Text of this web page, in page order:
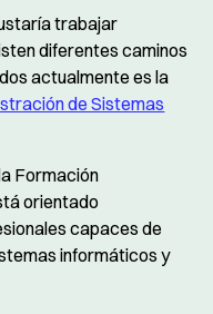
trabajar
diferentes caminos
actualmente es la
de Sistemas
Formación
orientado
capaces de
informáticos y